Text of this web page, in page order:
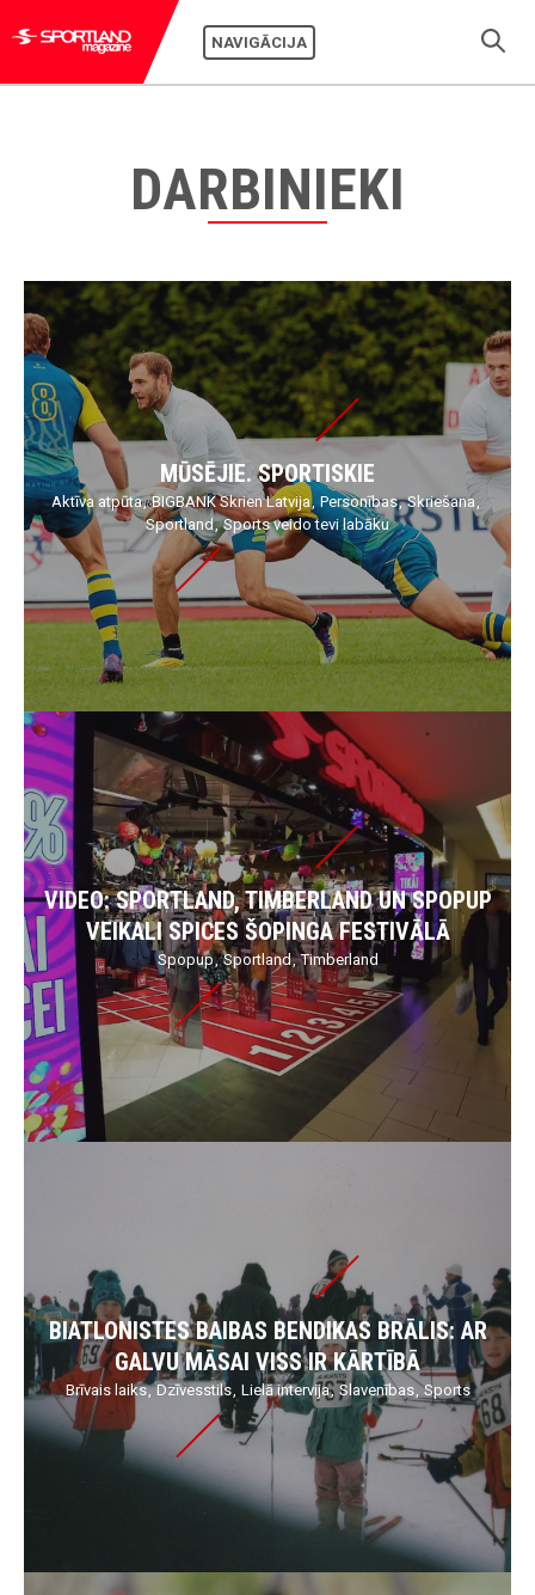
NAVIGĀCIJA
DARBINIEKI
MŪSĒJIE. SPORTISKIE
Aktīva atpūta BIGBANK Skrien Latvija Personības Skriešana
Sportland Sports veido tevi labāku
VIDEO: SPORTLAND, TIMBERLAND UN SPOPUP
VEIKALI SPICES ŠOPINGA FESTIVĀLĀ
Spopup Sportland Timberland
BIATLONISTES BAIBAS BENDIKAS BRĀLIS: AR
GALVU MĀSAI VISS IR KĀRTĪBĀ
Brīvais laiks Dzīvesstils Lielā intervija Slavenības Sports